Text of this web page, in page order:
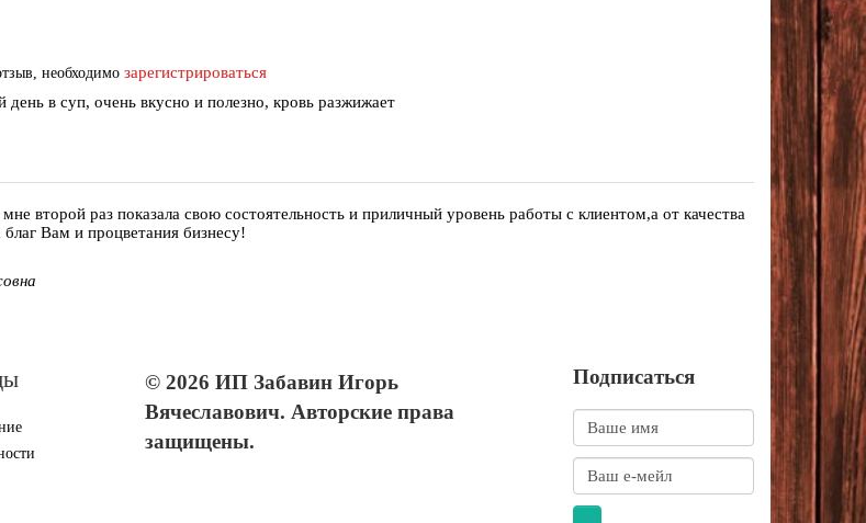
необходимо зарегистрироваться
в суп, очень вкусно и полезно, кровь разжижает
второй раз показала свою состоятельность и приличный уровень работы с клиентом,а от качества
Вам и процветания бизнесу!
© 2026 ИП Забавин Игорь
Вячеславович. Авторские права
защищены.
Подписаться